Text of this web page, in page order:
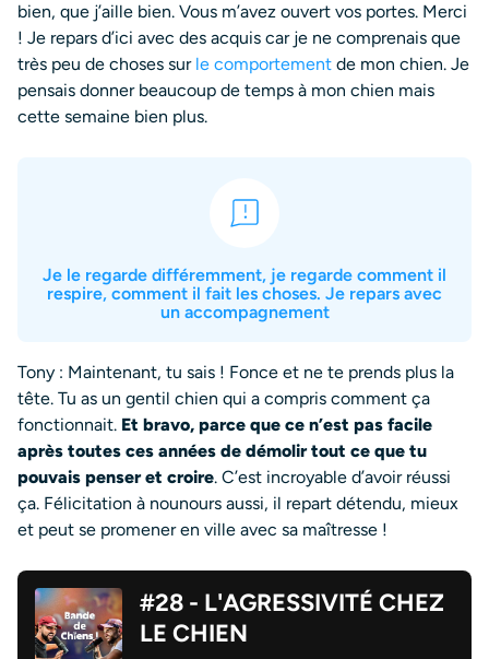
bien, que j’aille bien. Vous m’avez ouvert vos portes. Merci
! Je repars d’ici avec des acquis car je ne comprenais que
très peu de choses sur le comportement de mon chien. Je
pensais donner beaucoup de temps à mon chien mais
cette semaine bien plus.
Je le regarde différemment, je regarde comment il
respire, comment il fait les choses. Je repars avec
un accompagnement
Tony : Maintenant, tu sais ! Fonce et ne te prends plus la
tête. Tu as un gentil chien qui a compris comment ça
fonctionnait. Et bravo, parce que ce n’est pas facile
après toutes ces années de démolir tout ce que tu
pouvais penser et croire. C’est incroyable d’avoir réussi
ça. Félicitation à nounours aussi, il repart détendu, mieux
et peut se promener en ville avec sa maîtresse !
#28 - L'AGRESSIVITÉ CHEZ
LE CHIEN